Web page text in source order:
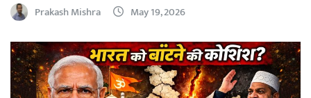
Prakash Mishra May 19, 2026